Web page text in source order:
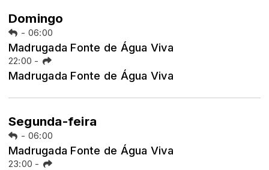
Domingo
- 06:00
Madrugada Fonte de Água Viva
22:00 -
Madrugada Fonte de Água Viva
Segunda-feira
- 06:00
Madrugada Fonte de Água Viva
23:00 -